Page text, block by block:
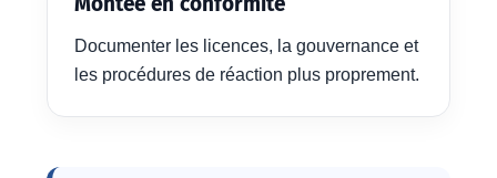
Documenter les licences, la gouvernance et
les procédures de réaction plus proprement.